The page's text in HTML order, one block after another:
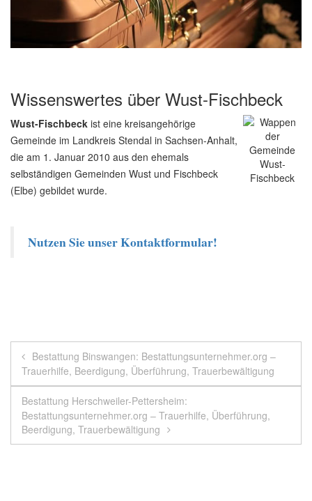
Wissenswertes über Wust-Fischbeck
Wust-Fischbeck ist eine kreisangehörige
Gemeinde im Landkreis Stendal in Sachsen-Anhalt,
die am 1. Januar 2010 aus den ehemals
selbständigen Gemeinden Wust und Fischbeck
(Elbe) gebildet wurde.
Nutzen Sie unser Kontaktformular!
Beitragsnavigation
Bestattung Binswangen: Bestattungsunternehmer.org –
Trauerhilfe, Beerdigung, Überführung, Trauerbewältigung
Bestattung Herschweiler-Pettersheim:
Bestattungsunternehmer.org – Trauerhilfe, Überführung,
Beerdigung, Trauerbewältigung